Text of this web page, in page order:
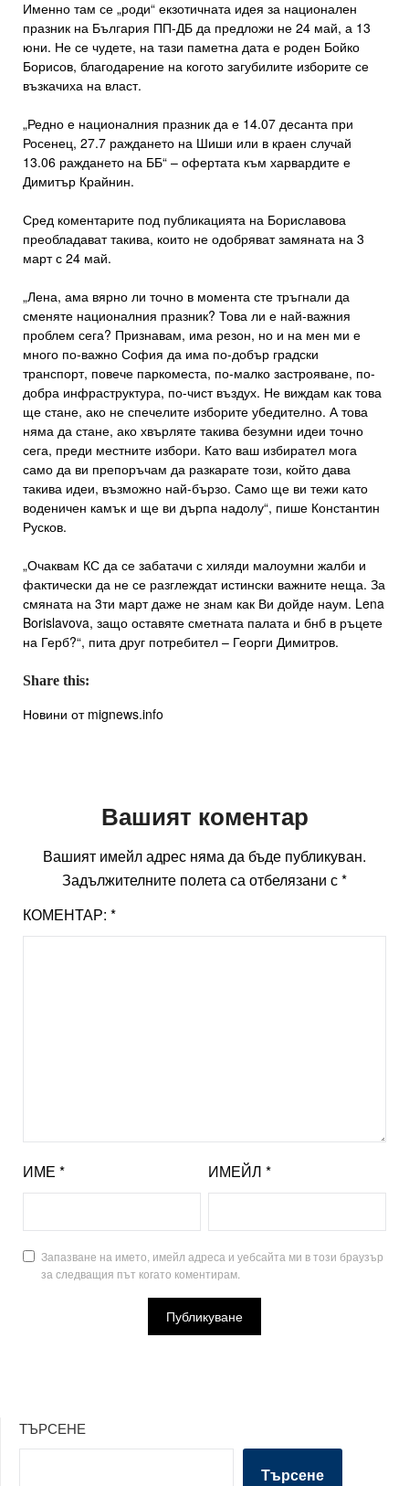
Именно там се „роди“ екзотичната идея за национален
празник на България ПП-ДБ да предложи не 24 май, а 13
юни. Не се чудете, на тази паметна дата е роден Бойко
Борисов, благодарение на когото загубилите изборите се
възкачиха на власт.
„Редно е националния празник да е 14.07 десанта при
Росенец, 27.7 раждането на Шиши или в краен случай
13.06 раждането на ББ“ – офертата към харвардите е
Димитър Крайнин.
Сред коментарите под публикацията на Бориславова
преобладават такива, които не одобряват замяната на 3
март с 24 май.
„Лена, ама вярно ли точно в момента сте тръгнали да
сменяте националния празник? Това ли е най-важния
проблем сега? Признавам, има резон, но и на мен ми е
много по-важно София да има по-добър градски
транспорт, повече паркоместа, по-малко застрояване, по-
добра инфраструктура, по-чист въздух. Не виждам как това
ще стане, ако не спечелите изборите убедително. А това
няма да стане, ако хвърляте такива безумни идеи точно
сега, преди местните избори. Като ваш избирател мога
само да ви препоръчам да разкарате този, който дава
такива идеи, възможно най-бързо. Само ще ви тежи като
воденичен камък и ще ви дърпа надолу“, пише Константин
Русков.
„Очаквам КС да се забатачи с хиляди малоумни жалби и
фактически да не се разглеждат истински важните неща. За
смяната на 3ти март даже не знам как Ви дойде наум. Lena
Borislavova, защо оставяте сметната палата и бнб в ръцете
на Герб?“, пита друг потребител – Георги Димитров.
Share this:
Новини от mignews.info
Вашият коментар
Вашият имейл адрес няма да бъде публикуван.
Задължителните полета са отбелязани с*
КОМЕНТАР: *
ИМЕ * ИМЕЙЛ *
Запазване на името, имейл адреса и уебсайта ми в този браузър
за следващия път когато коментирам.
ТЪРСЕНЕ
Търсене